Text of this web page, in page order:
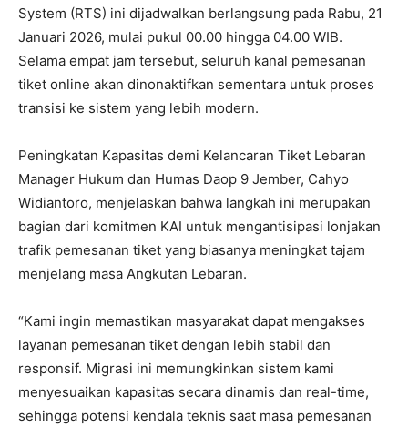
System (RTS) ini dijadwalkan berlangsung pada Rabu, 21
Januari 2026, mulai pukul 00.00 hingga 04.00 WIB.
Selama empat jam tersebut, seluruh kanal pemesanan
tiket online akan dinonaktifkan sementara untuk proses
transisi ke sistem yang lebih modern.
Peningkatan Kapasitas demi Kelancaran Tiket Lebaran
Manager Hukum dan Humas Daop 9 Jember, Cahyo
Widiantoro, menjelaskan bahwa langkah ini merupakan
bagian dari komitmen KAI untuk mengantisipasi lonjakan
trafik pemesanan tiket yang biasanya meningkat tajam
menjelang masa Angkutan Lebaran.
“Kami ingin memastikan masyarakat dapat mengakses
layanan pemesanan tiket dengan lebih stabil dan
responsif. Migrasi ini memungkinkan sistem kami
menyesuaikan kapasitas secara dinamis dan real-time,
sehingga potensi kendala teknis saat masa pemesanan